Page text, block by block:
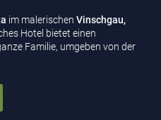
im malerischen Vinschgau,
Hotel bietet einen
Familie, umgeben von der